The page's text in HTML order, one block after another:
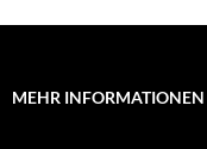
MEHR INFORMATIONEN